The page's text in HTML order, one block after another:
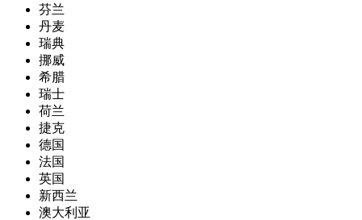
芬兰
丹麦
瑞典
挪威
希腊
瑞士
荷兰
捷克
德国
法国
英国
新西兰
澳大利亚